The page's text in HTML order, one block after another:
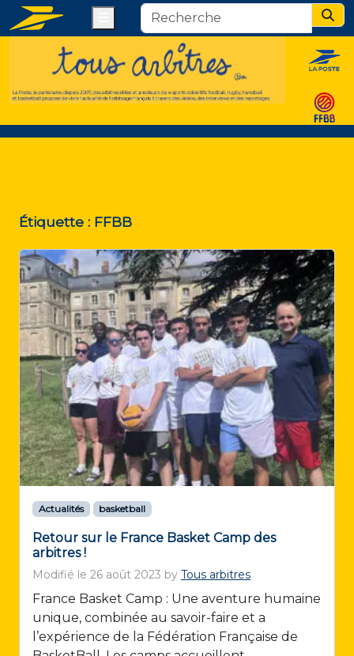
Étiquette : FFBB
Actualités basketball
Retour sur le France Basket Camp des
arbitres !
Modifié le 26 août 2023 by Tous arbitres
France Basket Camp : Une aventure humaine
unique, combinée au savoir-faire et a
l’expérience de la Fédération Française de